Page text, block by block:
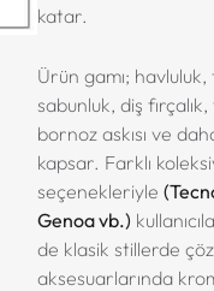
katar.
Ürün gamı; havluluk,
sabunluk, diş
bornoz askısı ve
kapsar. Farklı
seçenekleriyle
Genoa vb.)
de klasik stillerde
aksesuarlarında